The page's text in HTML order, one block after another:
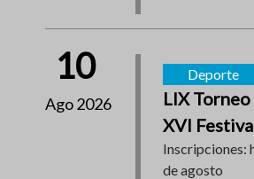
10
Ago 2026
Deporte
LIX
XVI
Inscripciones:
de agosto